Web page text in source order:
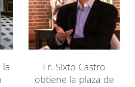
Fr. Sixto Castro
obtiene la plaza de